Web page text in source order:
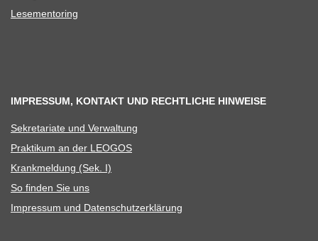
Lese­men­to­ring
IMPRESSUM, KONTAKT UND RECHTLICHE HINWEISE
Sekre­ta­riate und Verwaltung
Prak­ti­kum an der LEOGOS
Krank­mel­dung (Sek. I)
So fin­den Sie uns
Impres­sum und Datenschutzerklärung